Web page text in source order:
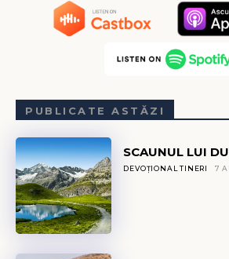
PUBLICATE ASTĂZI
SCAUNUL LUI
DEVOȚIONAL TINERI 7